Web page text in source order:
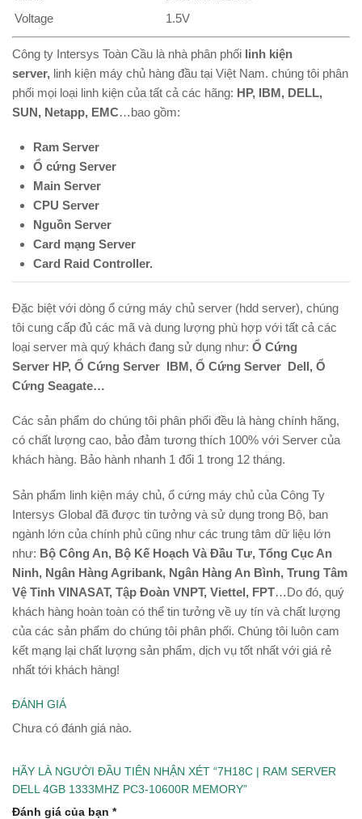
Voltage
1.5V
Công ty Intersys Toàn Cầu là nhà phân phối linh kiện
server, linh kiện máy chủ hàng đầu tại Việt Nam. chúng tôi phân
phối mọi loại linh kiện của tất cả các hãng: HP, IBM, DELL,
SUN, Netapp, EMC…bao gồm:
Ram Server
Ổ cứng Server
Main Server
CPU Server
Nguồn Server
Card mạng Server
Card Raid Controller.
Đặc biệt với dòng ổ cứng máy chủ server (hdd server), chúng
tôi cung cấp đủ các mã và dung lượng phù hợp với tất cả các
loại server mà quý khách đang sử dụng như: Ổ Cứng
Server HP, Ổ Cứng Server IBM, Ổ Cứng Server Dell, Ổ
Cứng Seagate…
Các sản phẩm do chúng tôi phân phối đều là hàng chính hãng,
có chất lượng cao, bảo đảm tương thích 100% với Server của
khách hàng. Bảo hành nhanh 1 đổi 1 trong 12 tháng.
Sản phẩm linh kiện máy chủ, ổ cứng máy chủ của Công Ty
Intersys Global đã được tin tưởng và sử dụng trong Bộ, ban
ngành lớn của chính phủ cũng như các trung tâm dữ liệu lớn
như: Bộ Công An, Bộ Kế Hoạch Và Đầu Tư, Tổng Cục An
Ninh, Ngân Hàng Agribank, Ngân Hàng An Bình, Trung Tâm
Vệ Tinh VINASAT, Tập Đoàn VNPT, Viettel, FPT…Do đó, quý
khách hàng hoàn toàn có thể tin tưởng về uy tín và chất lượng
của các sản phẩm do chúng tôi phân phối. Chúng tôi luôn cam
kết mạng lại chất lượng sản phẩm, dịch vụ tốt nhất với giá rẻ
nhất tới khách hàng!
ĐÁNH GIÁ
Chưa có đánh giá nào.
HÃY LÀ NGƯỜI ĐẦU TIÊN NHẬN XÉT “7H18C | RAM SERVER
DELL 4GB 1333MHZ PC3-10600R MEMORY”
Đánh giá của bạn *